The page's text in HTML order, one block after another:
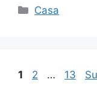
Categorie
Casa
Pagina
1 Pagina
2 … Pagina
13